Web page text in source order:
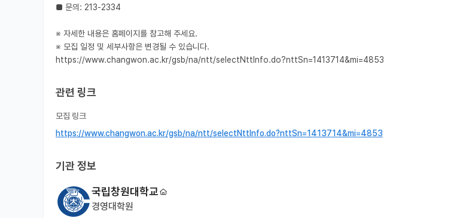
■ 문의: 213-2334
※ 자세한 내용은 홈페이지를 참고해 주세요.
※ 모집 일정 및 세부사항은 변경될 수 있습니다.
https://www.changwon.ac.kr/gsb/na/ntt/selectNttInfo.do?nttSn=1413714&mi=4853
관련 링크
모집 링크
https://www.changwon.ac.kr/gsb/na/ntt/selectNttInfo.do?nttSn=1413714&mi=4853
기관 정보
국립창원대학교
경영대학원